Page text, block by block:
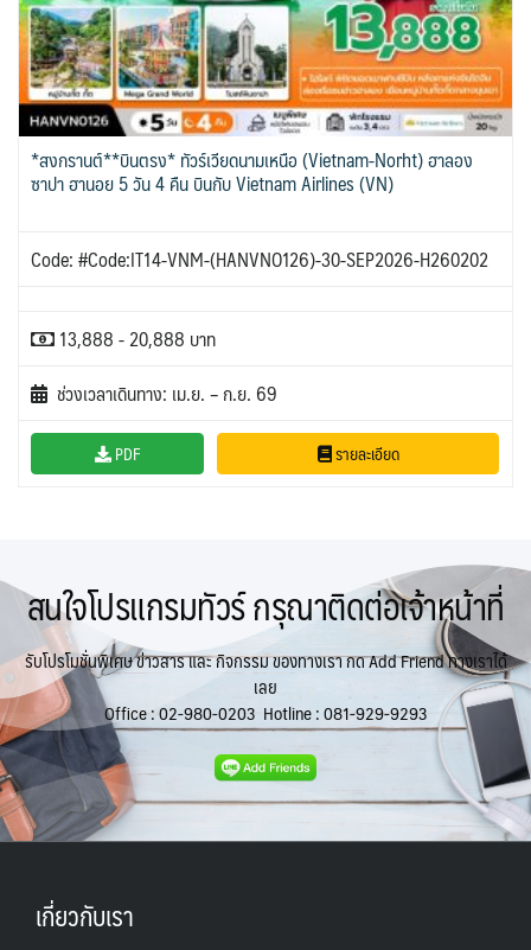
KORS เกาหลีใต้ 2 KGZ คีร์กีซสถาน 4
LAO ลาว 0 LBN เลบานอน 0
MYS มาเลเซีย 0 MDV มัลดีฟส์ 0
MNG มองโกเลีย 2 MMR เมียนมาร์ 5
NPL เนปาล 0 OMN โอมาน
SGP สิงคโปร์
TJK ทาจิกิสถาน 1
ARE ดูไบ, UAE 0
VNM เวียดนาม 35 ตะวันออกกลาง 0
YEM เยเมน 0 จอร์แดน - อียิปต์ 4
CYP ไซปรัส 0 DNK เดนมาร์ก 2
CZE เช็ก 0 FIN ฟินแลนด์ 3
FRO หมู่เกาะแฟโร 2 FRA ฝรั่งเศส 1
GEO จอร์เจีย 10 DEU เยอรมนี 3
GRL กรีนแลนด์ 3 GRC กรีซ 1
MDA มอลโดวา 0 MLT มอลต้า 1
RUS รัสเซีย
ESP สเปน CHE สวิตเซอร์แลนด์
TUR ตุรเคีย UKR ยูเครน
ร์ก (BENELUX) 1
บัลแกเรีย โรมาเนีย 2
จอร์เจีย อาร์เมเนีย 1
อิตาลี สวิส ฝรั่งเศส 2
ทัวร์ อันซีน ประเทศแปลก 31 ลิเบีย - Libya 1
บราซิล - Brazil 0
อียิปต์ - Egypt 11 เอธิโอเปีย - Ethiopia 0
*สงกรานต์**บินตรง* ทัวร์เวียดนามเหนือ (Vietnam-Norht) ฮาลอง
ซาปา ฮานอย 5 วัน 4 คืน บินกับ Vietnam Airlines (VN)
Code: #Code:IT14-VNM-(HANVNO126)-30-SEP2026-H260202
13,888 - 20,888 บาท
ช่วงเวลาเดินทาง: เม.ย. – ก.ย. 69
PDF รายละเอียด
สนใจโปรแกรมทัวร์ กรุณาติดต่อเจ้าหน้าที่
รับโปรโมชั่นพิเศษ ข่าวสาร และ กิจกรรม ของทางเรา กด Add Friend ทางเราได้
เลย
Office :02-980-0203 Hotline :081-929-9293
เกี่ยวกับเรา